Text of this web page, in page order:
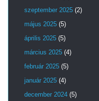
szeptember 2025 (2)
május 2025 (5)
április 2025 (5)
március 2025 (4)
február 2025 (5)
január 2025 (4)
december 2024 (5)